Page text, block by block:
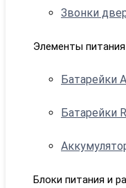
Звонки
Элементы
Батарейки
Батарейки
Блоки питания и